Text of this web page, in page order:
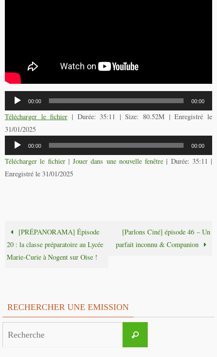
Lecteur
audio
00:00 00:00
Télécharger le fichier | Durée: 35:11 | Size: 80.52M | Enregistré le
31/01/2025
Lecteur
audio
00:00 00:00
Télécharger le fichier| Jouer dans une nouvelle fenêtre | Durée: 35:11 |
Enregistré le 31/01/2025
[PRÉPANORAMA] Épisode
20 : la classe préparatoire au Lycée
Marie-Curie à Nogent sur Oise !
[Parlons Ciné] épisode 46 – Un
parfait inconnu & Companion
RECHERCHER UNE EMISSION
Recherche